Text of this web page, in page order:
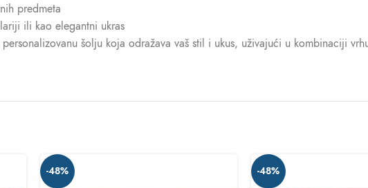
predmeta
ili kao elegantni ukras
šolju koja odražava vaš stil i ukus, uživajući u kombinaciji
-48% -48%